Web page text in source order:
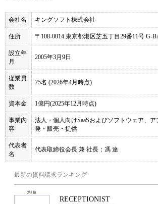
会社名 キングソフト株式会社
住所 〒108-0014 東京都港区芝五丁目29番11号 G-
設立年
月
2005年3月9日
従業員
数
75名 (2026年4月時点)
資本金 1億円(2025年12月時点)
事業内
容
法人・個人向けSaaSおよびソフトウェア、
発・販売・提供
代表者
名
代表取締役会長 兼 社長：馮 達
最新の資料請求ランキング
第1位
RECEPTIONIST